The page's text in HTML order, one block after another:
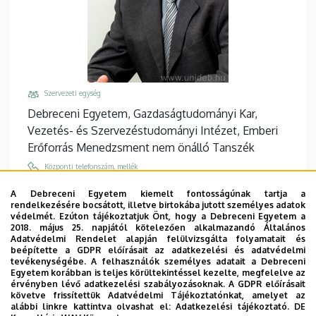
Szervezeti egység
Debreceni Egyetem, Gazdaságtudományi Kar,
Vezetés- és Szervezéstudományi Intézet, Emberi
Erőforrás Menedzsment nem önálló Tanszék
Központi telefonszám, mellék
Email
kun.andras.istvan@econ.unideb.hu
Cím
4032 Debrecen, Böszörményi út 138.
Épület, emelet, ajtó
"F" épület GTK Fényház, földszint, 13
A Debreceni Egyetem kiemelt fontosságúnak tartja a
rendelkezésére bocsátott, illetve birtokába jutott személyes adatok
védelmét. Ezúton tájékoztatjuk Önt, hogy a Debreceni Egyetem a
2018. május 25. napjától kötelezően alkalmazandó Általános
Adatvédelmi Rendelet alapján felülvizsgálta folyamatait és
beépítette a GDPR előírásait az adatkezelési és adatvédelmi
tevékenységébe. A felhasználók személyes adatait a Debreceni
Egyetem korábban is teljes körültekintéssel kezelte, megfelelve az
érvényben lévő adatkezelési szabályozásoknak. A GDPR előírásait
követve frissítettük Adatvédelmi Tájékoztatónkat, amelyet az
alábbi linkre kattintva olvashat el:Adatkezelési tájékoztató. DE